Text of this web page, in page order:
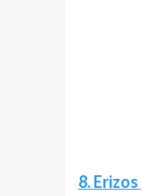
8. Erizos